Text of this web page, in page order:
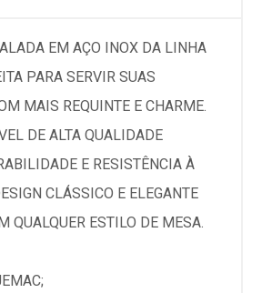
EM AÇO INOX DA LINHA
PARA SERVIR SUAS
MAIS REQUINTE E CHARME.
DE ALTA QUALIDADE
E RESISTÊNCIA À
CLÁSSICO E ELEGANTE
QUALQUER ESTILO DE MESA.